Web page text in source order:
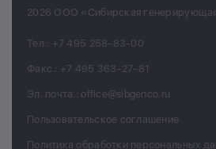
2026 ООО «Сибирская
Тел.: +7 495 258-83-00
Факс.: +7 495 363-27-81
Эл. почта.: office@sibgenco.ru
Пользовательское соглашение
Политика обработки персональных